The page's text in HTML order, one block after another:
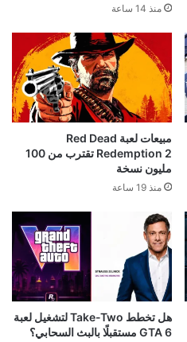
منذ 14 ساعة
مبيعات لعبة Red Dead
Redemption 2 تقترب من 100
مليون نسخة
منذ 19 ساعة
هل تخطط Take-Two لتشغيل لعبة
GTA 6 مستقبلًا بالبث السحابي؟